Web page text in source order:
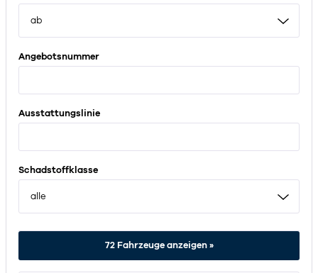
Ausstattungslinie
ab
Schadstoffklasse
alle
Angebotsnummer
72 Fahrzeuge anzeigen »